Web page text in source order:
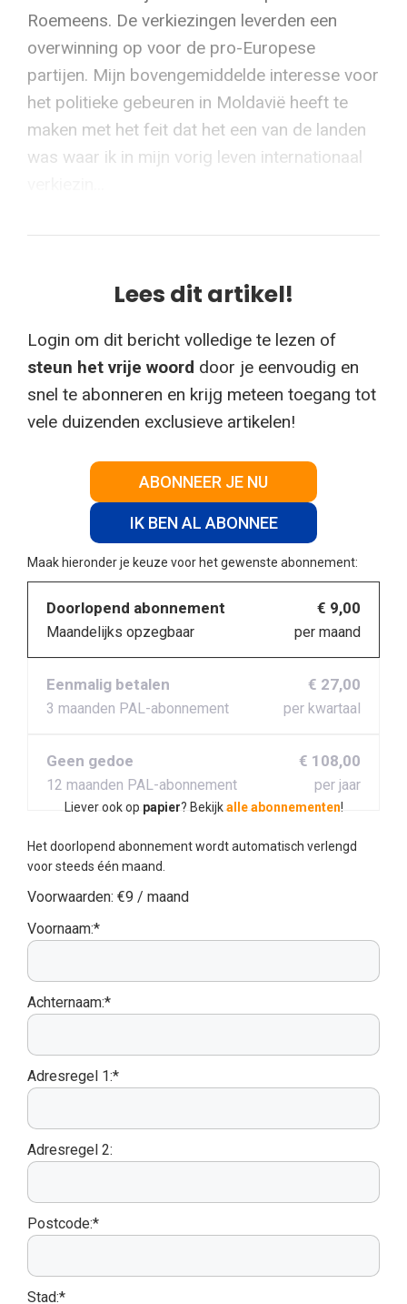
Roemeens. De verkiezingen leverden een
overwinning op voor de pro-Europese
partijen. Mijn bovengemiddelde interesse voor
het politieke gebeuren in Moldavië heeft te
maken met het feit dat het een van de landen
was waar ik in mijn vorig leven internationaal
Lees dit artikel!
Login om dit bericht volledige te lezen of
steun het vrije woord door je eenvoudig en
snel te abonneren en krijg meteen toegang tot
vele duizenden exclusieve artikelen!
ABONNEER JE NU
IK BEN AL ABONNEE
Maak hieronder je keuze voor het gewenste abonnement:
Doorlopend abonnement
Maandelijks opzegbaar
€ 9,00
per maand
Eenmalig betalen
3 maanden PAL-abonnement
€ 27,00
per kwartaal
Geen gedoe
12 maanden PAL-abonnement
€ 108,00
per jaar
Liever ook op papier? Bekijkalle abonnementen!
Het doorlopend abonnement wordt automatisch verlengd
voor steeds één maand.
Voorwaarden: €9 / maand
Voornaam:*
Achternaam:*
Adresregel 1:*
Adresregel 2:
Postcode:*
Stad:*